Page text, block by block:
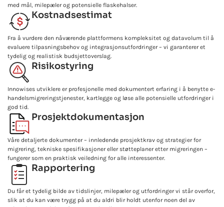
med mål, milepæler og potensielle flaskehalser.
Kostnadsestimat
Fra å vurdere den nåværende plattformens kompleksitet og datavolum til å
evaluere tilpasningsbehov og integrasjonsutfordringer – vi garanterer et
tydelig og realistisk budsjettoverslag.
Risikostyring
Innowises utviklere er profesjonelle med dokumentert erfaring i å benytte e-
handelsmigreringstjenester, kartlegge og løse alle potensielle utfordringer i
god tid.
Prosjektdokumentasjon
Våre detaljerte dokumenter – innledende prosjektkrav og strategier for
migrering, tekniske spesifikasjoner eller støtteplaner etter migreringen –
fungerer som en praktisk veiledning for alle interessenter.
Rapportering
Du får et tydelig bilde av tidslinjer, milepæler og utfordringer vi står overfor,
slik at du kan være trygg på at du aldri blir holdt utenfor noen del av